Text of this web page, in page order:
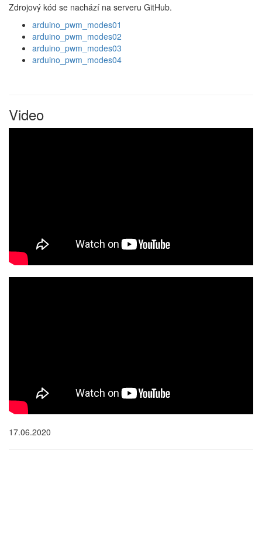
Zdrojový kód se nachází na serveru GitHub.
arduino_pwm_modes01
arduino_pwm_modes02
arduino_pwm_modes03
arduino_pwm_modes04
Video
17.06.2020